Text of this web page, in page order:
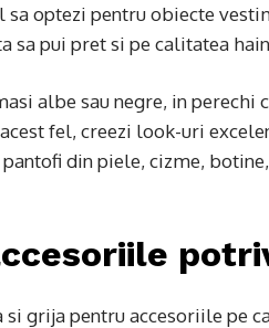
optezi pentru obiecte
sa pui pret si pe calitatea
albe sau negre, in
fel, creezi look-uri
din piele, cizme,
grija pentru accesoriile pe